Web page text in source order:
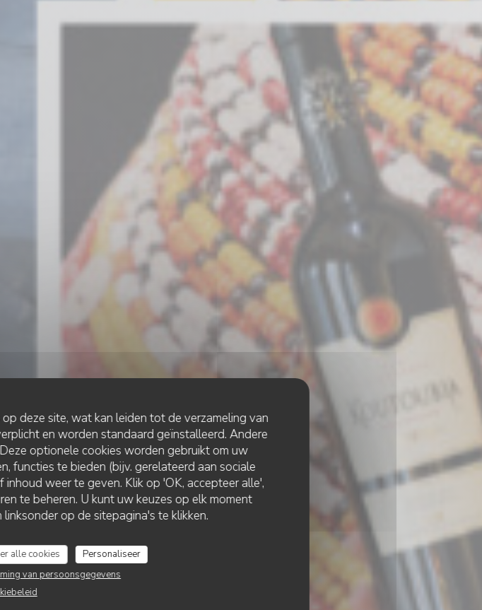
deze site, wat kan leiden tot de verzameling van
en worden standaard geïnstalleerd. Andere
optionele cookies worden gebruikt om uw
functies te bieden (bijv. gerelateerd aan sociale
weer te geven. Klik op 'OK, accepteer alle',
te beheren. U kunt uw keuzes op elk moment
op de sitepagina's te klikken.
alle cookies
Personaliseer
van persoonsgegevens
BORDEAUX
EEN TAFEL